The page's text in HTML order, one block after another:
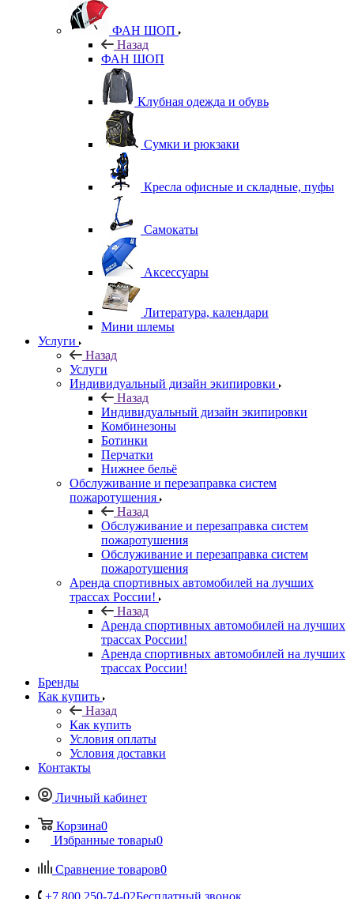
ФАН ШОП
Назад
ФАН ШОП
Клубная одежда и обувь
Сумки и рюкзаки
Кресла офисные и складные, пуфы
Самокаты
Аксессуары
Литература, календари
Мини шлемы
Услуги
Назад
Услуги
Индивидуальный дизайн экипировки
Назад
Индивидуальный дизайн экипировки
Комбинезоны
Ботинки
Перчатки
Нижнее бельё
Обслуживание и перезаправка систем
пожаротушения
Назад
Обслуживание и перезаправка систем
пожаротушения
Обслуживание и перезаправка систем
пожаротушения
Аренда спортивных автомобилей на лучших
трассах России!
Назад
Аренда спортивных автомобилей на лучших
трассах России!
Аренда спортивных автомобилей на лучших
трассах России!
Бренды
Как купить
Назад
Как купить
Условия оплаты
Условия доставки
Контакты
Личный кабинет
Корзина0
Избранные товары0
Сравнение товаров0
+7 800 250-74-02Бесплатный звонок